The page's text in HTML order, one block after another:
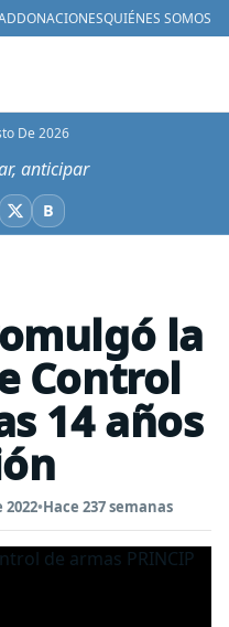
DONACIONESQUIÉNES SOMOS
De 2026
anticipar
X BBluesky
la
Control
14 años
2022•Hace 237 semanas